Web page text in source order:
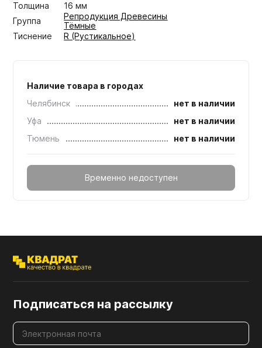
Толщина
16 мм
Группа
Репродукция Древесины
Тёмные
Тиснение
R (Рустикальное)
Наличие товара в городах
Челябинск
нет в наличии
Уфа
нет в наличии
Тюмень
нет в наличии
Временно недоступен
Подписаться на рассылку